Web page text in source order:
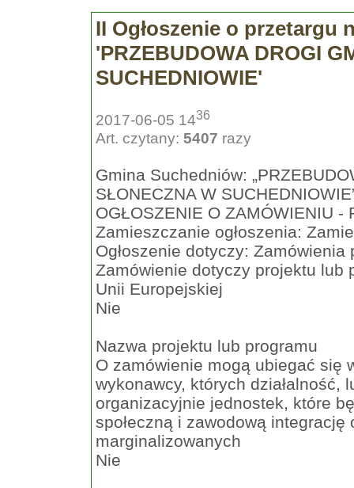
II Ogłoszenie o przetargu
'PRZEBUDOWA DROGI
SUCHEDNIOWIE'
2017-06-05 1436
Art. czytany: 5407 razy
Gmina Suchedniów:
SŁONECZNA W
OGŁOSZENIE O ZAMÓWIENIU -
Zamieszczanie ogłoszenia:
Ogłoszenie dotyczy: Zamówienia
Zamówienie dotyczy projektu lub
Unii Europejskiej
Nie
Nazwa projektu lub programu
O zamówienie mogą ubiegać się
wykonawcy, których działalność,
organizacyjnie jednostek, które
społeczną i zawodową integrację
marginalizowanych
Nie